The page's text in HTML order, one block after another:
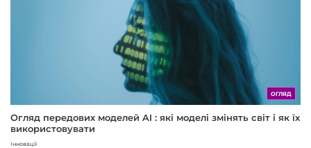
ОГЛЯД
Огляд передових моделей AI : які моделі змінять світ і як їх
використовувати
Інновації